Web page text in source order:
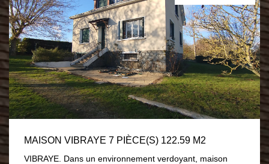
MAISON VIBRAYE 7 PIÈCE(S) 122.59 M2
VIBRAYE. Dans un environnement verdoyant, maison